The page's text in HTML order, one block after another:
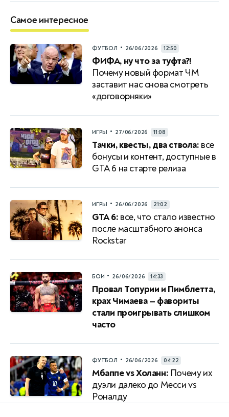
Самое интересное
ФУТБОЛ • 26/06/2026 12:50
ФИФА, ну что за туфта?!
Почему новый формат ЧМ
заставит нас снова смотреть
«договорняки»
ИГРЫ • 27/06/2026 11:08
Тачки, квесты, два ствола: все
бонусы и контент, доступные в
GTA 6 на старте релиза
ИГРЫ • 26/06/2026 21:02
GTA 6: все, что стало известно
после масштабного анонса
Rockstar
БОИ • 26/06/2026 14:33
Провал Топурии и Пимблетта,
крах Чимаева — фавориты
стали проигрывать слишком
часто
ФУТБОЛ • 26/06/2026 04:22
Мбаппе vs Холанн: Почему их
дуэли далеко до Месси vs
Роналду